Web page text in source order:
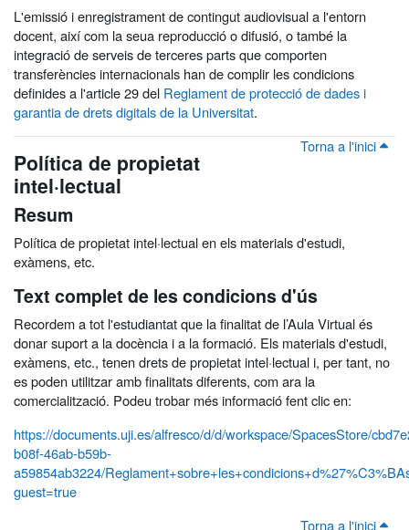
L'emissió i enregistrament de contingut audiovisual a l'entorn
docent, així com la seua reproducció o difusió, o també la
integració de serveis de terceres parts que comporten
transferències internacionals han de complir les condicions
definides a l'article 29 del Reglament de protecció de dades i
garantia de drets digitals de la Universitat.
Torna a l'inici
Política de propietat
intel·lectual
Resum
Política de propietat intel·lectual en els materials d'estudi,
exàmens, etc.
Text complet de les condicions d'ús
Recordem a tot l'estudiantat que la finalitat de l’Aula Virtual és
donar suport a la docència i a la formació. Els materials d'estudi,
exàmens, etc., tenen drets de propietat intel·lectual i, per tant, no
es poden utilitzar amb finalitats diferents, com ara la
comercialització. Podeu trobar més informació fent clic en:
https://documents.uji.es/alfresco/d/d/workspace/SpacesStore/
b08f-46ab-b59b-
a59854ab3224/
guest=true
Torna a l'inici